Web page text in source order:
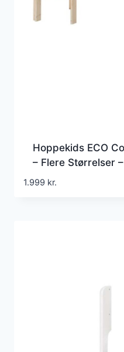
Hoppekids ECO
– Flere Størrelser
1.999 kr.